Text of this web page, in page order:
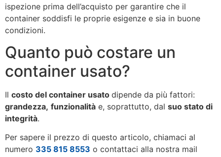
ispezione prima dell’acquisto per garantire che il
container soddisfi le proprie esigenze e sia in buone
condizioni.
Quanto può costare un
container usato?
Il costo del container usato dipende da più fattori:
grandezza, funzionalità e, soprattutto, dal suo stato di
integrità.
Per sapere il prezzo di questo articolo, chiamaci al
numero 335 815 8553 o contattaci alla nostra mail